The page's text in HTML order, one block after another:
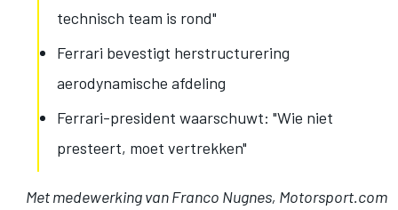
technisch team is rond"
Ferrari bevestigt herstructurering
aerodynamische afdeling
Ferrari-president waarschuwt: "Wie niet
presteert, moet vertrekken"
Met medewerking van Franco Nugnes, Motorsport.com